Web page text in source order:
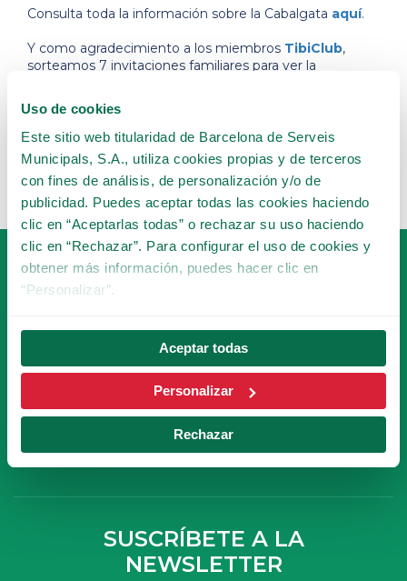
Uso de cookies
Este sitio web titularidad de Barcelona de Serveis
Municipals, S.A., utiliza cookies propias y de terceros
con fines de análisis, de personalización y/o de
publicidad. Puedes aceptar todas las cookies haciendo
clic en “Aceptarlas todas” o rechazar su uso haciendo
clic en “Rechazar”. Para configurar el uso de cookies y
obtener más información, puedes hacer clic en
“Personalizar”.
Aceptar todas
Personalizar
Rechazar
Consulta toda la información sobre la Cabalgata aquí.
Y como agradecimiento a los miembros TibiClub,
sorteamos 7 invitaciones familiares para ver la
miembros TibiClub
participar en el sorteo mediante la
¡Felices Fiestas y Felices Reyes! 🌟
HAZTE SOCIO
DEL TIBICLUB!
HACERME SOCIO
SUSCRÍBETE A LA
NEWSLETTER